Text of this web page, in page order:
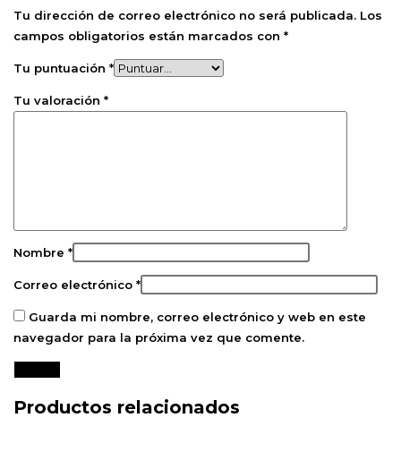
Tu dirección de correo electrónico no será publicada. Los
campos obligatorios están marcados con *
Tu puntuación *
Tu valoración *
Nombre *
Correo electrónico *
Guarda mi nombre, correo electrónico y web en este
navegador para la próxima vez que comente.
Productos relacionados